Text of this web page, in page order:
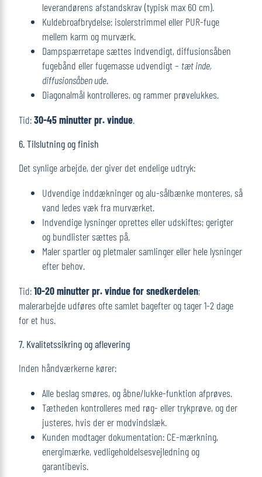
leverandørens afstandskrav (typisk max 60 cm).
Kuldebroafbrydelse: isolerstrimmel eller PUR-fuge
mellem karm og murværk.
Dampspærretape sættes indvendigt, diffusionsåben
fugebånd eller fugemasse udvendigt – tæt inde,
diffusionsåben ude.
Diagonalmål kontrolleres, og rammer prøvelukkes.
Tid:30-45 minutter pr. vindue.
6. Tilslutning og finish
Det synlige arbejde, der giver det endelige udtryk:
Udvendige inddækninger og alu-sålbænke monteres, så
vand ledes væk fra murværket.
Indvendige lysninger oprettes eller udskiftes; gerigter
og bundlister sættes på.
Maler spartler og pletmaler samlinger eller hele lysninger
efter behov.
Tid:10-20 minutter pr. vindue for snedkerdelen;
malerarbejde udføres ofte samlet bagefter og tager 1-2 dage
for et hus.
7. Kvalitetssikring og aflevering
Inden håndværkerne kører:
Alle beslag smøres, og åbne/lukke-funktion afprøves.
Tætheden kontrolleres med røg‐ eller trykprøve, og der
justeres, hvis der er modvindslæk.
Kunden modtager dokumentation: CE-mærkning,
energimærke, vedligeholdelsesvejledning og
garantibevis.